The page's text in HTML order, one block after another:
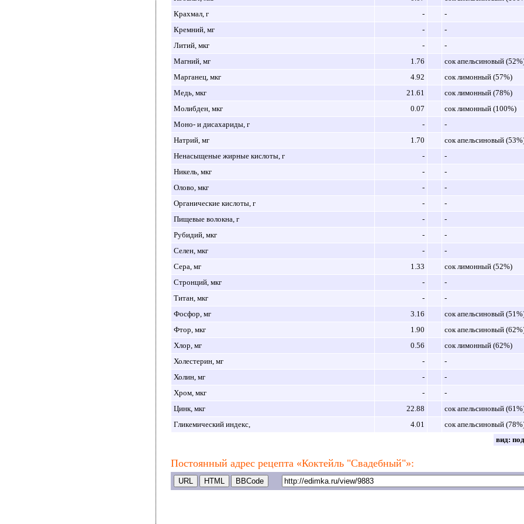
Крахмал, г
-
-
Кремний, мг
-
-
Литий, мкг
-
-
Магний, мг
1.76
сок апельсиновый
Марганец, мкг
4.92
сок лимонный (57%)
Медь, мкг
21.61
сок лимонный (78%)
Молибден, мкг
0.07
сок лимонный (100%)
Моно- и дисахариды, г
-
-
Натрий, мг
1.70
сок апельсиновый
Ненасыщеные жирные кислоты, г
-
-
Никель, мкг
-
-
Олово, мкг
-
-
Органические кислоты, г
-
-
Пищевые волокна, г
-
-
Рубидий, мкг
-
-
Селен, мкг
-
-
Сера, мг
1.33
сок лимонный (52%)
Стронций, мкг
-
-
Титан, мкг
-
-
Фосфор, мг
3.16
сок апельсиновый
Фтор, мкг
1.90
сок апельсиновый
Хлор, мг
0.56
сок лимонный (62%)
Холестерин, мг
-
-
Холин, мг
-
-
Хром, мкг
-
-
Цинк, мкг
22.88
сок апельсиновый
Гликемический индекс,
4.01
сок апельсиновый
вид:
Постоянный адрес рецепта «Коктейль "Свадебный"»: